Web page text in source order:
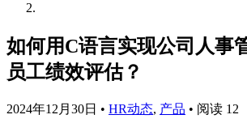
如何用C语言实现公司人事
员工绩效评估？
2024年12月30日 • HR动态, 产品 • 阅读 12